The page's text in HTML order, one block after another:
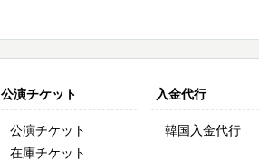
公演チケット
公演チケット
在庫チケット
入金代行
韓国入金代行